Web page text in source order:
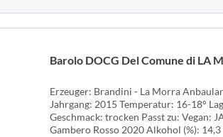
Barolo DOCG Del Comune di LA
Erzeuger: Brandini - La Morra
Jahrgang: 2015 Temperatur: 16-18°
Geschmack: trocken Passt zu: Vegan:
Gambero Rosso 2020 Alkohol (%):